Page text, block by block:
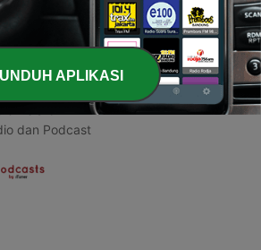
dan Podcast
UNDUH APLIKASI